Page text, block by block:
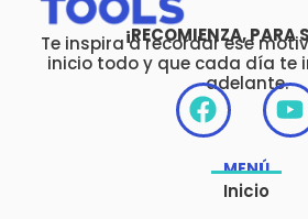
¡RECOMIENZA, PARA
Te inspira a recordar ese
inicio todo y que cada día te
adelante.
F
a
c
e
Y
o
u
MENÚ
Inicio